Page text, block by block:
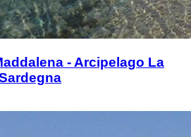
- Arcipelago La